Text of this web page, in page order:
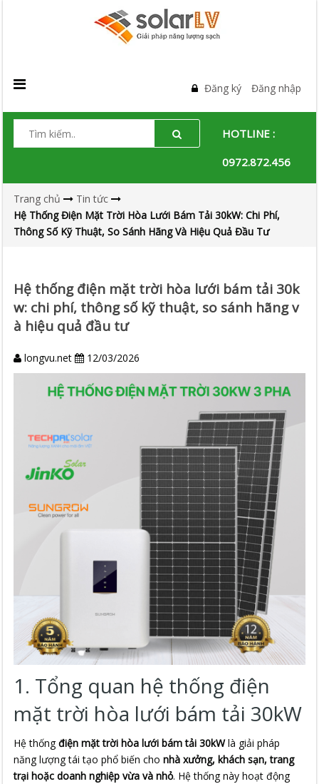
Đăng ký Đăng nhập
HOTLINE :
0972.872.456
Trang chủ
Tin tức
Hệ Thống Điện Mặt Trời Hòa Lưới Bám Tải 30kW: Chi Phí,
Thông Số Kỹ Thuật, So Sánh Hãng Và Hiệu Quả Đầu Tư
Hệ thống điện mặt trời hòa lưới bám tải 30k
w: chi phí, thông số kỹ thuật, so sánh hãng v
à hiệu quả đầu tư
longvu.net 12/03/2026
1. Tổng quan hệ thống điện
mặt trời hòa lưới bám tải 30kW
Hệ thốngđiện mặt trời hòa lưới bám tải 30kWlà giải pháp
năng lượng tái tạo phổ biến chonhà xưởng, khách sạn, trang
trại hoặc doanh nghiệp vừa và nhỏ. Hệ thống này hoạt động